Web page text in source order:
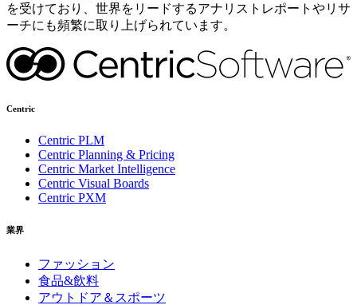
を受けており、世界をリードするアナリストレポートやリサ
ーチにも頻繁に取り上げられています。
Centric
Centric PLM
Centric Planning & Pricing
Centric Market Intelligence
Centric Visual Boards
Centric PXM
業界
ファッション
食品&飲料
アウトドア＆スポーツ